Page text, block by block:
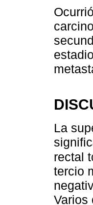
La
rectal
tercio
Varios